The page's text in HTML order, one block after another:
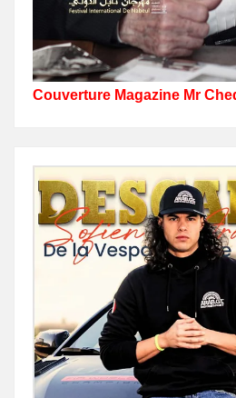
Couverture Magazine Mr